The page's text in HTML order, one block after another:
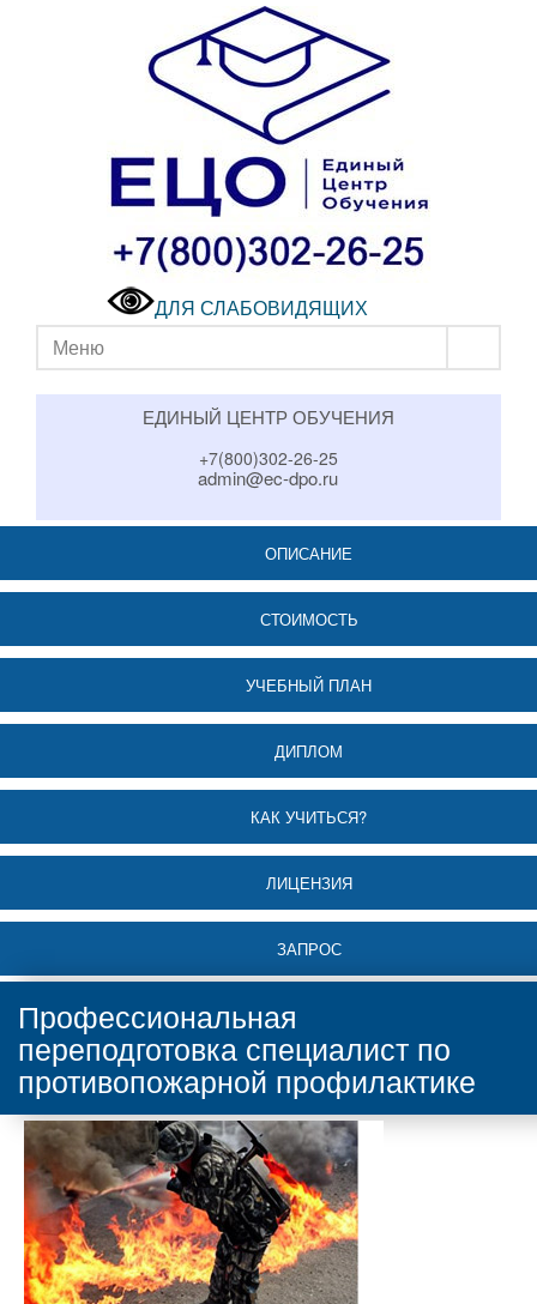
ДЛЯ СЛАБОВИДЯЩИХ
Меню
ЕДИНЫЙ ЦЕНТР ОБУЧЕНИЯ
+7(800)302-26-25
admin@ec-dpo.ru
ОПИСАНИЕ
СТОИМОСТЬ
УЧЕБНЫЙ ПЛАН
ДИПЛОМ
КАК УЧИТЬСЯ?
ЛИЦЕНЗИЯ
ЗАПРОС
Профессиональная
переподготовка специалист по
противопожарной профилактике